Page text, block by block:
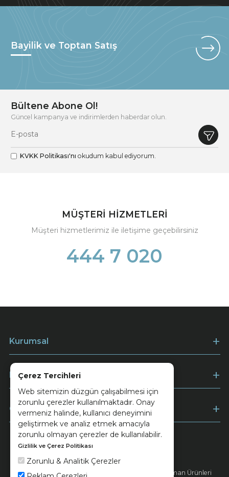
Çerez Tercihleri
Web sitemizin düzgün çalışabilmesi için
zorunlu çerezler kullanılmaktadır. Onay
vermeniz halinde, kullanıcı deneyimini
geliştirmek ve analiz etmek amacıyla
zorunlu olmayan çerezler de kullanılabilir.
Gizlilik ve Çerez Politikası
Zorunlu & Analitik Çerezler
Bayilik ve Toptan Satış
Bültene Abone Ol!
Güncel kampanya ve indirimlerden haberdar olun.
KVKK Politikası'nı okudum kabul ediyorum.
MÜŞTERİ HİZMETLERİ
Müşteri hizmetlerimiz ile iletişime geçebilirsiniz
444 7 020
Kurumsal
Müşteri Hizmetleri
Ödeme
© 2026 Ünsa Madencilik Turizm Enerji Seramik Orman Ürünleri